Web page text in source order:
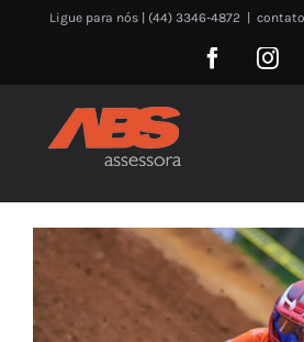
Ligue para nós | (44) 3346-4872
Facebook